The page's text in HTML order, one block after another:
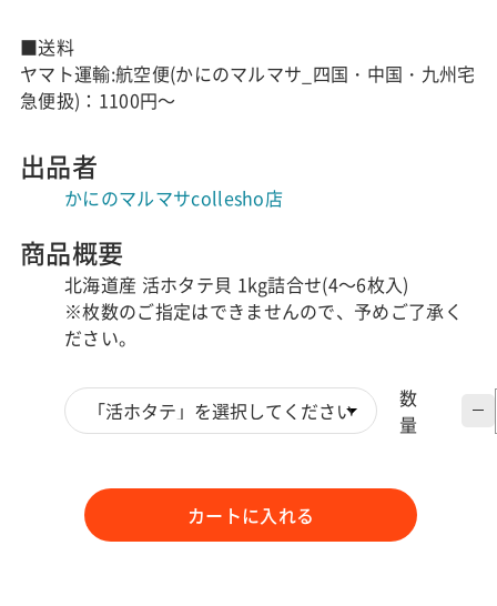
■送料
ヤマト運輸:航空便(かにのマルマサ_四国・中国・九州宅
急便扱)：1100円～
出品者
かにのマルマサcollesho店
商品概要
北海道産 活ホタテ貝 1kg詰合せ(4～6枚入)
※枚数のご指定はできませんので、予めご了承く
ださい。
数
量
カートに入れる